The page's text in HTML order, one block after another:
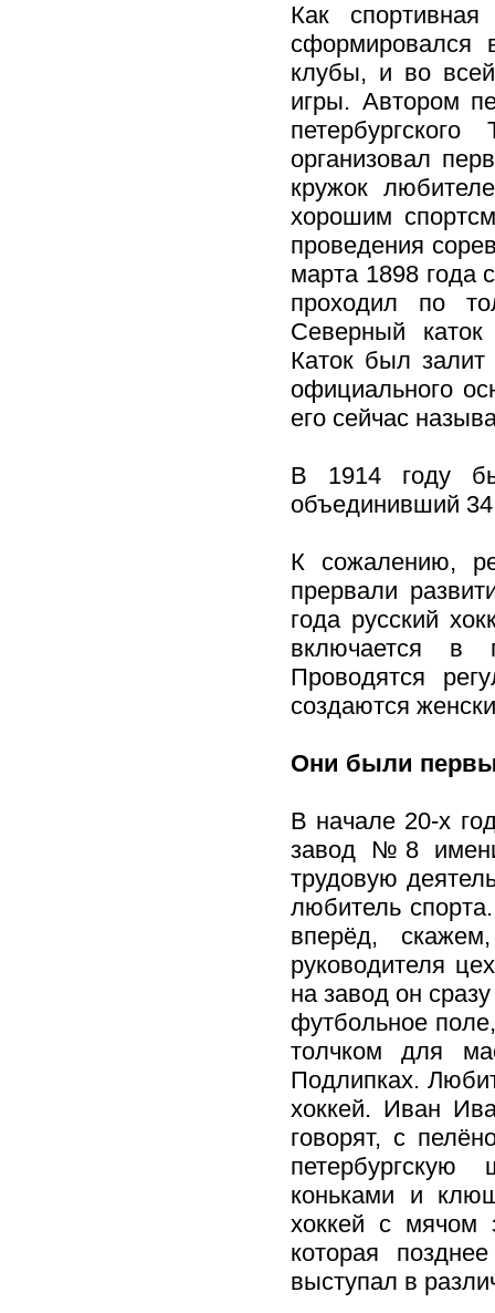
Как
сформировался
клубы, и во
игры. Автором
организовал
кружок
хорошим
проведения
марта 1898 года
проходил по
Северный каток
Каток был
официального
его сейчас
В 1914 году
объединивший
К сожалению,
прервали
года русский
включается в
Проводятся
создаются
Они были
В начале 20-х
завод №8
трудовую
любитель
вперёд,
руководителя
на завод он
футбольное
толчком для
Подлипках.
хоккей. Иван
говорят, с
коньками и
хоккей с мячом
которая
выступал в